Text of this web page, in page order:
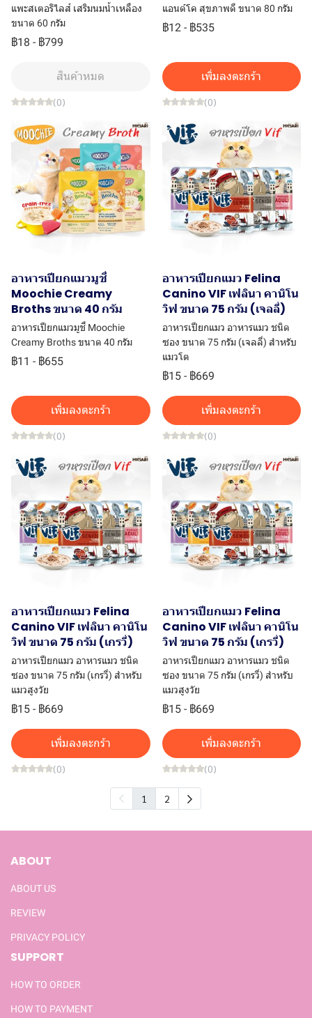
แพะสเตอริไลส์ เสริมนมน้ำเหลือง
ขนาด 60 กรัม
฿18 - ฿799
สินค้าหมด
(0)
แอนด์โค สุขภาพดี ขนาด 80 กรัม
฿12- ฿535
เพิ่มลงตะกร้า
(0)
อาหารเปียกแมวมูชี่
Moochie Creamy
Broths ขนาด 40 กรัม
อาหารเปียกแมวมูชี่ Moochie
Creamy Broths ขนาด 40 กรัม
฿11 - ฿655
เพิ่มลงตะกร้า
(0)
อาหารเปียกแมว Felina
Canino VIF เฟลินา คานิโน
วิฟ ขนาด 75 กรัม (เจลลี่)
อาหารเปียกแมว อาหารแมว ชนิด
ซอง ขนาด 75 กรัม (เจลลี่) สำหรับ
แมวโต
฿15- ฿669
เพิ่มลงตะกร้า
(0)
อาหารเปียกแมว Felina
Canino VIF เฟลินา คานิโน
วิฟ ขนาด 75 กรัม (เกรวี่)
อาหารเปียกแมว อาหารแมว ชนิด
ซอง ขนาด 75 กรัม (เกรวี่) สำหรับ
แมวสูงวัย
฿15 - ฿669
เพิ่มลงตะกร้า
(0)
อาหารเปียกแมว Felina
Canino VIF เฟลินา คานิโน
วิฟ ขนาด 75 กรัม (เกรวี่)
อาหารเปียกแมว อาหารแมว ชนิด
ซอง ขนาด 75 กรัม (เกรวี่) สำหรับ
แมวสูงวัย
฿15- ฿669
เพิ่มลงตะกร้า
(0)
1 2
ABOUT
ABOUT US
REVIEW
PRIVACY POLICY
SUPPORT
HOW TO ORDER
HOW TO PAYMENT